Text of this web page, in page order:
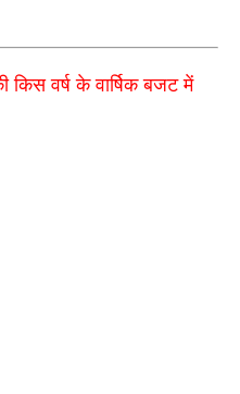
वर्ष के वार्षिक बजट में